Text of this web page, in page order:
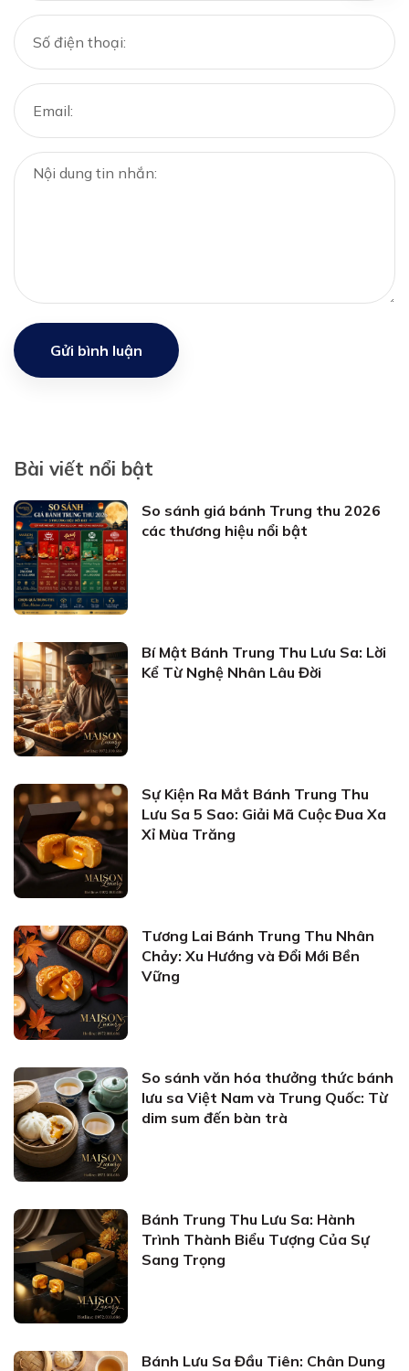
Gửi bình luận
Bài viết nổi bật
So sánh giá bánh Trung thu 2026
các thương hiệu nổi bật
Bí Mật Bánh Trung Thu Lưu Sa: Lời
Kể Từ Nghệ Nhân Lâu Đời
Sự Kiện Ra Mắt Bánh Trung Thu
Lưu Sa 5 Sao: Giải Mã Cuộc Đua Xa
Xỉ Mùa Trăng
Tương Lai Bánh Trung Thu Nhân
Chảy: Xu Hướng và Đổi Mới Bền
Vững
So sánh văn hóa thưởng thức bánh
lưu sa Việt Nam và Trung Quốc: Từ
dim sum đến bàn trà
Bánh Trung Thu Lưu Sa: Hành
Trình Thành Biểu Tượng Của Sự
Sang Trọng
Bánh Lưu Sa Đầu Tiên: Chân Dung